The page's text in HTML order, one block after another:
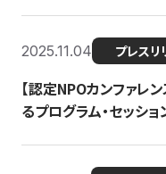
2025.11.04 プレスリ
【認定NPOカンファレ
るプログラム・セッシ